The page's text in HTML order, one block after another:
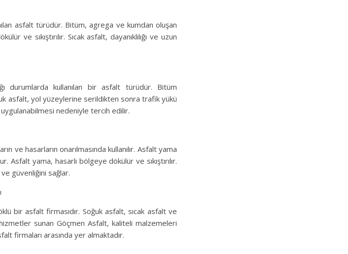
asfalt türüdür. Bitüm, agrega ve kumdan oluşan
ve sıkıştırılır. Sıcak asfalt, dayanıklılığı ve uzun
durumlarda kullanılan bir asfalt türüdür. Bitüm
asfalt, yol yüzeylerine serildikten sonra trafik yükü
uygulanabilmesi nedeniyle tercih edilir.
ve hasarların onarılmasında kullanılır. Asfalt yama
yama, hasarlı bölgeye dökülür ve sıkıştırılır.
güvenliğini sağlar.
bir asfalt firmasıdır. Soğuk asfalt, sıcak asfalt ve
sunan Göçmen Asfalt, kaliteli malzemeleri
firmaları arasında yer almaktadır.